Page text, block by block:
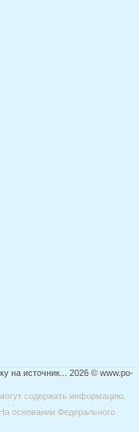
на источник... 2026 © www.po-
содержать информацию,
основании Федерального